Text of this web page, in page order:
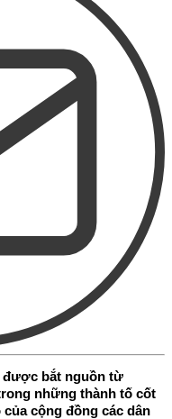
bắt nguồn từ
những thành tố cốt
cộng đồng các dân